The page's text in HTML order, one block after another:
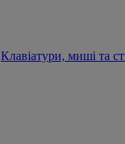
Клавіатури, миші та